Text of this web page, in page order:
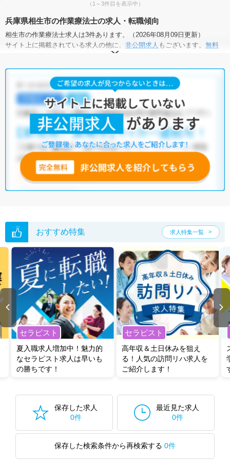
（1～3件目を表示中）
兵庫県相生市の作業療法士の求人・転職傾向
相生市の作業療法士求人は3件あります。（2026年08月09日更新）
サイト上に掲載されている求人の他に、 非公開求人 もございます。 無料
にお申し込みいただくと、全求人からご希望条件に合
相生市の作業療法士求人では以下のような条件が人気です。
土日祝休・新卒OK・残業少なめ・ 正社員(正職員)
介護福祉施設
他の条件でも人気の求人がございますので、「こだわり条件」から検索
いただくか、お気軽にお問い合わせください。
全国の作業療法士求人から検索いただくことも可能です。
無料転職支援サービス
にお申し込みいただくと、ご希望条件をヒアリン
グした上で求人をご提案いたします。
ご希望条件がまだ定まっていない方は人気の希望条件をピックアップし
い。
おすすめ特集 求人特集一覧
セラピスト
夏入職求人増加中！魅力的
なセラピスト求人は早いも
の勝ちです！
セラピスト
高年収＆土日休みを狙え
る！人気の訪問リハ求人を
ご紹介します！
保存した求人
0件
最近見た求人
0件
保存した検索条件から再検索する 0件